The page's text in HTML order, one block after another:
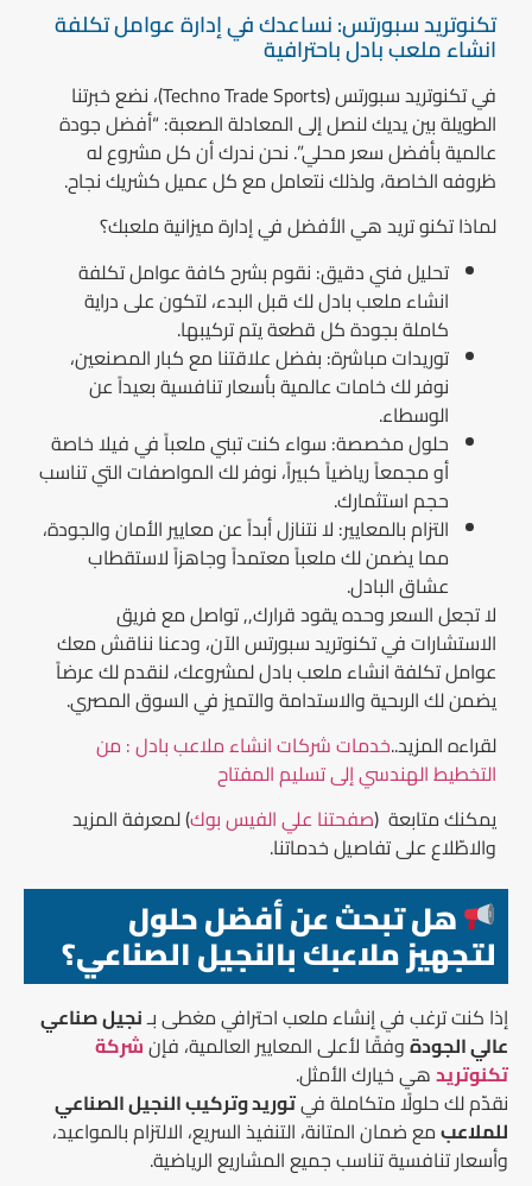
تكنوتريد سبورتس: نساعدك في إدارة عوامل تكلفة
انشاء ملعب بادل باحترافية
في تكنوتريد سبورتس(Techno Trade Sports)
، نضع خبرتنا
الطويلة بين يديك لنصل إلى المعادلة الصعبة: “أفضل جودة
عالمية بأفضل سعر محلي”. نحن ندرك أن كل مشروع له
ظروفه الخاصة، ولذلك نتعامل مع كل عميل كشريك نجاح.
لماذا تكنو تريد هي الأفضل في إدارة ميزانية ملعبك؟
تحليل فني دقيق:نقوم بشرح كافةعوامل تكلفة
انشاء ملعب بادللك قبل البدء، لتكون على دراية
كاملة بجودة كل قطعة يتم تركيبها.
توريدات مباشرة:بفضل علاقتنا مع كبار المصنعين،
نوفر لك خامات عالمية بأسعار تنافسية بعيداً عن
الوسطاء.
حلول مخصصة:سواء كنت تبني ملعباً في فيلا خاصة
أو مجمعاً رياضياً كبيراً، نوفر لك المواصفات التي تناسب
حجم استثمارك.
التزام بالمعايير:لا نتنازل أبداً عن معايير الأمان والجودة،
مما يضمن لك ملعباً معتمداً وجاهزاً لاستقطاب
عشاق البادل.
لا تجعل السعر وحده يقود قرارك,,تواصل مع فريق
الاستشارات في تكنوتريد سبورتسالآن، ودعنا نناقش معك
عوامل تكلفة انشاء ملعب بادللمشروعك، لنقدم لك عرضاً
يضمن لك الربحية والاستدامة والتميز في السوق المصري.
لقراءه المزيد..خدمات شركات انشاء ملاعب بادل : من
التخطيط الهندسي إلى تسليم المفتاح
يمكنك متابعة ( صفحتنا علي الفيس بوك) لمعرفة المزيد
والاطّلاع على تفاصيل خدماتنا.
هل تبحث عن أفضل حلول
لتجهيز ملاعبك بالنجيل الصناعي؟
إذا كنت ترغب في إنشاء ملعب احترافي مغطى بـنجيل صناعي
عالي الجودةوفقًا لأعلى المعايير العالمية، فإنشركة
تكنوتريدهي خيارك الأمثل.
نقدّم لك حلولًا متكاملة في توريد وتركيب النجيل الصناعي
للملاعبمع ضمان المتانة، التنفيذ السريع، الالتزام بالمواعيد،
وأسعار تنافسية تناسب جميع المشاريع الرياضية.